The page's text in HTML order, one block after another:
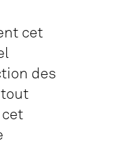
cet
des
tout
cet